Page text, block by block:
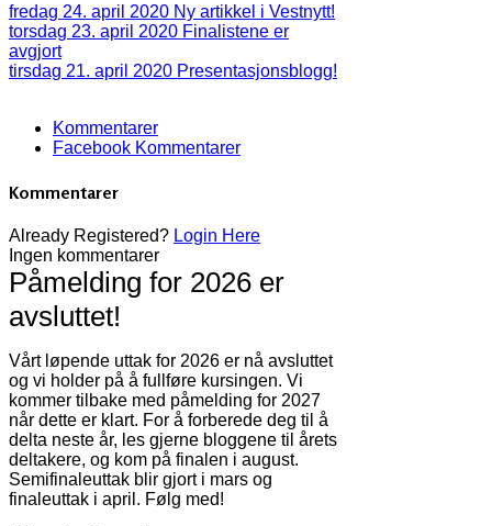
fredag 24. april 2020 Ny artikkel i Vestnytt!
torsdag 23. april 2020 Finalistene er
avgjort
tirsdag 21. april 2020 Presentasjonsblogg!
Kommentarer
Facebook Kommentarer
Kommentarer
Already Registered? Login Here
Ingen kommentarer
Påmelding for 2026 er
avsluttet!
Vårt løpende uttak for 2026 er nå avsluttet
og vi holder på å fullføre kursingen. Vi
kommer tilbake med påmelding for 2027
når dette er klart. For å forberede deg til å
delta neste år, les gjerne bloggene til årets
deltakere, og kom på finalen i august.
Semifinaleuttak blir gjort i mars og
finaleuttak i april. Følg med!